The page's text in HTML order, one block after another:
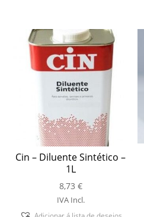
Cin – Diluente Sintético –
1L
8,73 €
IVA Incl.